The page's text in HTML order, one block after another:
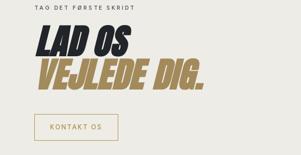
TAG DET FØRSTE SKRIDT
LAD OS
VEJLEDE DIG.
KONTAKT OS